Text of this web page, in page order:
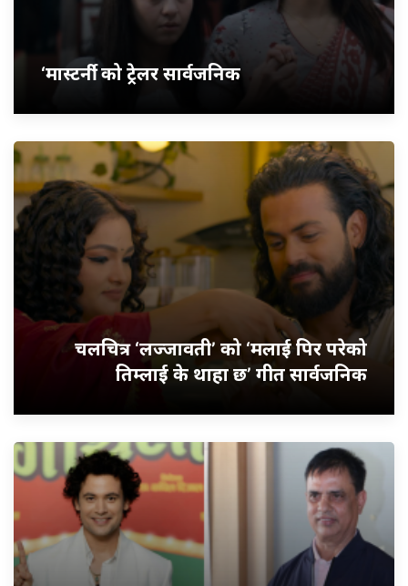
‘मास्टर्नी’ को ट्रेलर सार्वजनिक
चलचित्र ‘लज्जावती’ को ‘मलाई पिर परेको
तिम्लाई के थाहा छ’ गीत सार्वजनिक